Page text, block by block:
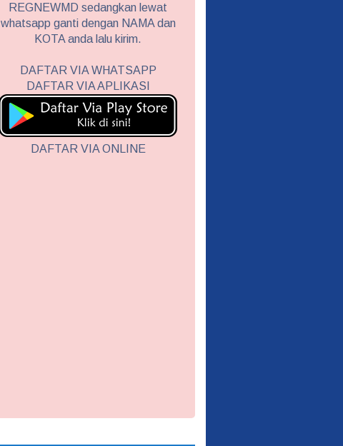
REGNEWMD sedangkan lewat
whatsapp ganti dengan NAMA dan
KOTA anda lalu kirim.
DAFTAR VIA WHATSAPP
DAFTAR VIA APLIKASI
DAFTAR VIA ONLINE